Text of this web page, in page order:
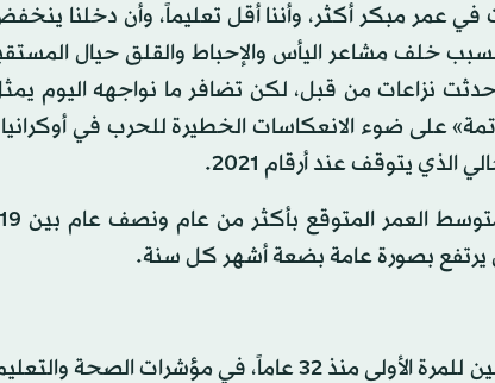
عمر مبكر أكثر، وأننا أقل تعليماً، وأن دخلنا
خلف مشاعر اليأس والإحباط والقلق حيال
نزاعات من قبل، لكن تضافر ما نواجهه اليوم
للتنمية البشرية»، محذراً من أن «الآفاق لعام 2022 قاتمة» على ضوء الانعكاسات الخطيرة للحرب في
يتوقف عند أرقام 2021.
ويحدد التقرير 5 عوامل، يشير أولها إلى «تراجع» لعامين متتالين للمرة الأولى منذ 32 عاماً،